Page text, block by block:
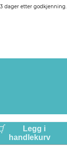
dager etter godkjenning.
Legg i
handlekurv